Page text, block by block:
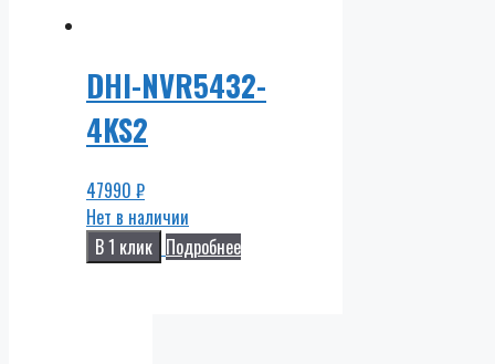
DHI-NVR5432-
4KS2
47990 ₽
Нет в наличии
В 1 клик Подробнее